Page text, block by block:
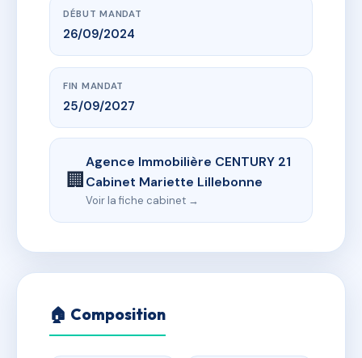
DÉBUT MANDAT
26/09/2024
FIN MANDAT
25/09/2027
🏢
Agence Immobilière CENTURY 21
Cabinet Mariette Lillebonne
Voir la fiche cabinet →
🏠 Composition